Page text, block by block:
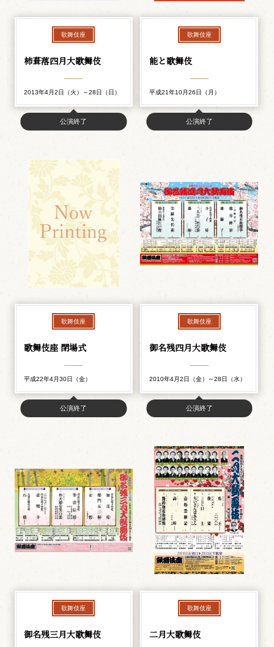
歌舞伎座
柿葺落四月大歌舞伎
2013年4月2日（火）～28日（日）
公演終了
歌舞伎座
能と歌舞伎
平成21年10月26日（月）
公演終了
歌舞伎座
歌舞伎座 閉場式
平成22年4月30日（金）
公演終了
歌舞伎座
御名残四月大歌舞伎
2010年4月2日（金）～28日（水）
公演終了
歌舞伎座
御名残三月大歌舞伎
歌舞伎座
二月大歌舞伎